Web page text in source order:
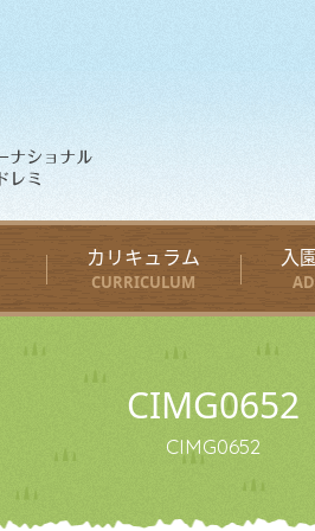
カリキュラム
CURRICULUM
入
CIMG0652
CIMG0652